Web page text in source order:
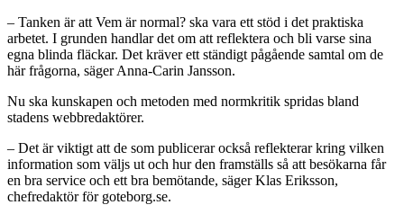
– Tanken är att Vem är normal? ska vara ett stöd i det praktiska
arbetet. I grunden handlar det om att reflektera och bli varse sina
egna blinda fläckar. Det kräver ett ständigt pågående samtal om de
här frågorna, säger Anna-Carin Jansson.
Nu ska kunskapen och metoden med normkritik spridas bland
stadens webbredaktörer.
– Det är viktigt att de som publicerar också reflekterar kring vilken
information som väljs ut och hur den framställs så att besökarna får
en bra service och ett bra bemötande, säger Klas Eriksson,
chefredaktör för goteborg.se.